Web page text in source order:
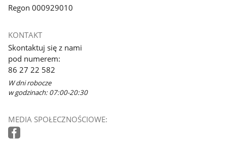
Regon 000929010
KONTAKT
Skontaktuj się z nami
pod numerem:
86 27 22 582
W dni robocze
w godzinach: 07:00-20:30
MEDIA SPOŁECZNOŚCIOWE: